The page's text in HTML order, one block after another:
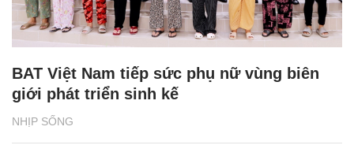
NHỊP SỐNG
BAT Việt Nam tiếp sức phụ nữ vùng biên
giới phát triển sinh kế